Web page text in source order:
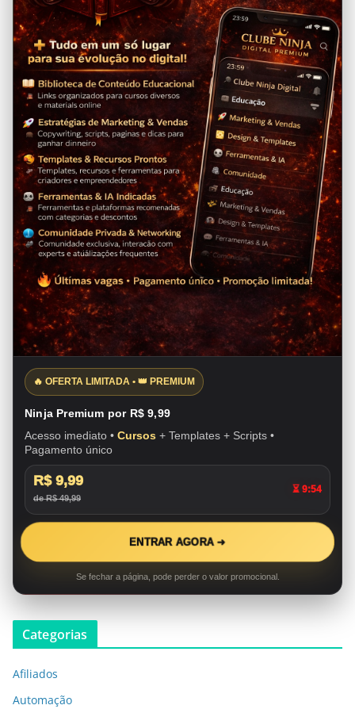
🔥 OFERTA LIMITADA • 👑 PREMIUM
Ninja Premium por R$ 9,99
Acesso imediato • Cursos + Templates + Scripts •
Pagamento único
R$ 9,99
de R$ 49,99
⏳ 9:53
ENTRAR AGORA ➜
Se fechar a página, pode perder o valor promocional.
Categorias
Afiliados
Automação